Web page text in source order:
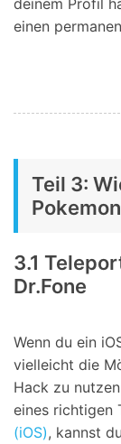
deinem Profil
einen
Teil 3:
3.1
Dr.Fone
Wenn du ein
vielleicht die
Hack zu
eines richtigen
(iOS), kannst